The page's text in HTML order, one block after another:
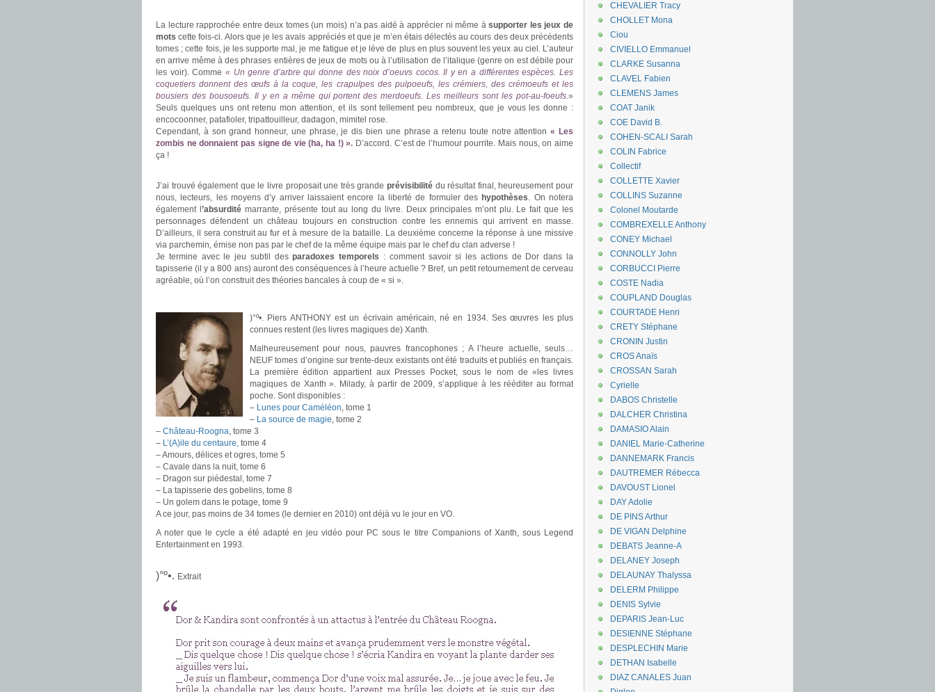
La lecture rapprochée entre deux tomes (un mois) n’a pas aidé à apprécier ni même àsupporter les jeux de
motscette fois-ci. Alors que je les avais appréciés et que je m’en étais délectés au cours des deux précédents
tomes ; cette fois, je les supporte mal, je me fatigue et je lève de plus en plus souvent les yeux au ciel. L’auteur
en arrive même à des phrases entières de jeux de mots ou à l’utilisation de l’italique (genre on est débile pour
les voir). Comme « Un genre d’arbre qui donne des noix d’oeuvs cocos. Il y en a différentes espèces. Les
coquetiers donnent des œufs à la coque, les crapulpes des pulpoeufs, les crémiers, des crémoeufs et les
bousiers des bousoeufs. Il y en a même qui portent des merdoeufs. Les meilleurs sont les pot-au-foeufs.»
Seuls quelques uns ont retenu mon attention, et ils sont tellement peu nombreux, que je vous les donne :
encocoonner, patafioler, tripattouilleur, dadagon, mimitel rose.
Cependant, à son grand honneur, une phrase, je dis bien une phrase a retenu toute notre attention« Les
zombis ne donnaient pas signe de vie (ha, ha !) ». D’accord. C’est de l’humour pourrite. Mais nous, on aime
ça !
J’ai trouvé également que le livre proposait une très grande prévisibilité du résultat final, heureusement pour
nous, lecteurs, les moyens d’y arriver laissaient encore la liberté de formuler des hypothèses. On notera
également l ’absurditémarrante, présente tout au long du livre. Deux principales m’ont plu. Le fait que les
personnages défendent un château toujours en construction contre les ennemis qui arrivent en masse.
D’ailleurs, il sera construit au fur et à mesure de la bataille. La deuxième concerne la réponse à une missive
via parchemin, émise non pas par le chef de la même équipe mais par le chef du clan adverse !
Je termine avec le jeu subtil desparadoxes temporels : comment savoir si les actions de Dor dans la
tapisserie (il y a 800 ans) auront des conséquences à l’heure actuelle ? Bref, un petit retournement de cerveau
agréable, où l’on construit des théories bancales à coup de « si ».
)°º•. Piers ANTHONY est un écrivain américain, né en 1934. Ses œuvres les plus
connues restent (les livres magiques de) Xanth.
Malheureusement pour nous, pauvres francophones ; A l’heure actuelle, seuls…
NEUF tomes d’origine sur trente-deux existants ont été traduits et publiés en français.
La première édition appartient aux Presses Pocket, sous le nom de «les livres
magiques de Xanth ». Milady, à partir de 2009, s’applique à les rééditer au format
poche. Sont disponibles :
– Lunes pour Caméléon, tome 1
– La source de magie, tome 2
– Château-Roogna, tome 3
– L’(A)ile du centaure, tome 4
– Amours, délices et ogres, tome 5
– Cavale dans la nuit, tome 6
– Dragon sur piédestal, tome 7
– La tapisserie des gobelins, tome 8
– Un golem dans le potage, tome 9
A ce jour, pas moins de 34 tomes (le dernier en 2010) ont déjà vu le jour en VO.
A noter que le cycle a été adapté en jeu vidéo pour PC sous le titre Companions of Xanth, sous Legend
Entertainment en 1993.
)°º•. Extrait
CHEVALIER Tracy
CHOLLET Mona
Ciou
CIVIELLO Emmanuel
CLARKE Susanna
CLAVEL Fabien
CLEMENS James
COAT Janik
COE David B.
COHEN-SCALI Sarah
COLIN Fabrice
Collectif
COLLETTE Xavier
COLLINS Suzanne
Colonel Moutarde
COMBREXELLE Anthony
CONEY Michael
CONNOLLY John
CORBUCCI Pierre
COSTE Nadia
COUPLAND Douglas
COURTADE Henri
CRETY Stéphane
CRONIN Justin
CROS Anaïs
CROSSAN Sarah
Cyrielle
DABOS Christelle
DALCHER Christina
DAMASIO Alain
DANIEL Marie-Catherine
DANNEMARK Francis
DAUTREMER Rébecca
DAVOUST Lionel
DAY Adolie
DE PINS Arthur
DE VIGAN Delphine
DEBATS Jeanne-A
DELANEY Joseph
DELAUNAY Thalyssa
DELERM Philippe
DENIS Sylvie
DEPARIS Jean-Luc
DESIENNE Stéphane
DESPLECHIN Marie
DETHAN Isabelle
DIAZ CANALES Juan